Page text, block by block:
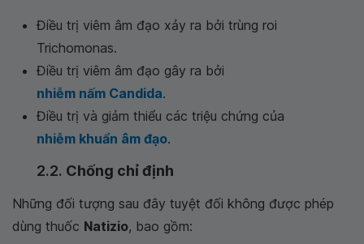
Điều trị viêm âm đạo xảy ra bởi trùng roi
Trichomonas.
Điều trị viêm âm đạo gây ra bởi
nhiễm nấm Candida.
Điều trị và giảm thiểu các triệu chứng của
nhiễm khuẩn âm đạo.
2.2. Chống chỉ định
Những đối tượng sau đây tuyệt đối không được phép
dùng thuốc Natizio, bao gồm: